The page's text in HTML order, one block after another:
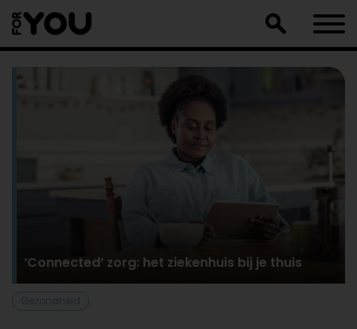
naar
artikel
‘Connected’ zorg: het ziekenhuis bij je thuis
Gezondheid